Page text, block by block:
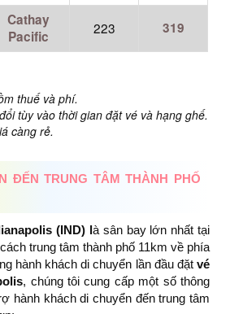
Cathay
Pacific
223 319
thuế và phí.
tùy vào thời gian đặt vé và hạng ghế.
càng rẻ.
ĐẾN TRUNG TÂM THÀNH PHỐ
(IND) là sân bay lớn nhất tại
trung tâm thành phố 11km về phía
hành khách di chuyển lần đầu đặt vé
, chúng tôi cung cấp một số thông
hành khách di chuyển đến trung tâm